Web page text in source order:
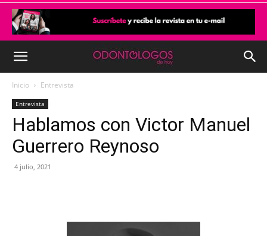
Inicio Entrevista
Entrevista
Hablamos con Victor Manuel
Guerrero Reynoso
4 julio, 2021